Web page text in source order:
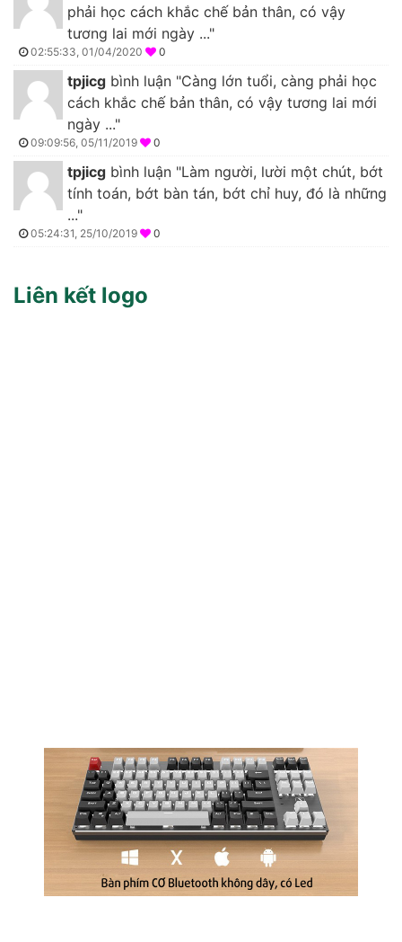
phải học cách khắc chế bản thân, có vậy
tương lai mới ngày ..."
02:55:33, 01/04/2020 0
tpjicg bình luận "Càng lớn tuổi, càng phải học
cách khắc chế bản thân, có vậy tương lai mới
ngày ..."
09:09:56, 05/11/2019 0
tpjicg bình luận "Làm người, lười một chút, bớt
tính toán, bớt bàn tán, bớt chỉ huy, đó là những
..."
05:24:31, 25/10/2019 0
Liên kết logo